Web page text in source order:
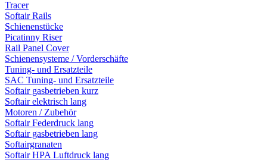
Tracer
Softair Rails
Schienenstücke
Picatinny Riser
Rail Panel Cover
Schienensysteme / Vorderschäfte
Tuning- und Ersatzteile
SAC Tuning- und Ersatzteile
Softair gasbetrieben kurz
Softair elektrisch lang
Motoren / Zubehör
Softair Federdruck lang
Softair gasbetrieben lang
Softairgranaten
Softair HPA Luftdruck lang